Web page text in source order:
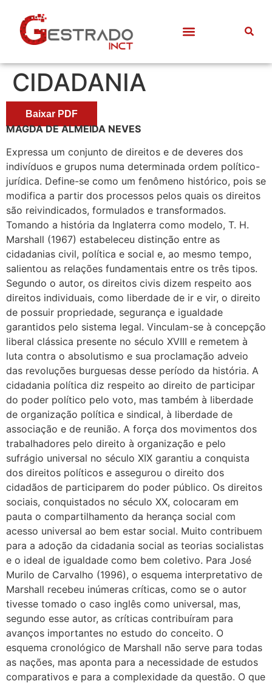
CIDADANIA
Baixar PDF
MAGDA DE ALMEIDA NEVES
Expressa um conjunto de direitos e de deveres dos
indivíduos e grupos numa determinada ordem político-
jurídica. Define-se como um fenômeno histórico, pois se
modifica a partir dos processos pelos quais os direitos
são reivindicados, formulados e transformados.
Tomando a história da Inglaterra como modelo, T. H.
Marshall (1967) estabeleceu distinção entre as
cidadanias civil, política e social e, ao mesmo tempo,
salientou as relações fundamentais entre os três tipos.
Segundo o autor, os direitos civis dizem respeito aos
direitos individuais, como liberdade de ir e vir, o direito
de possuir propriedade, segurança e igualdade
garantidos pelo sistema legal. Vinculam-se à concepção
liberal clássica presente no século XVIII e remetem à
luta contra o absolutismo e sua proclamação adveio
das revoluções burguesas desse período da história. A
cidadania política diz respeito ao direito de participar
do poder político pelo voto, mas também à liberdade
de organização política e sindical, à liberdade de
associação e de reunião. A força dos movimentos dos
trabalhadores pelo direito à organização e pelo
sufrágio universal no século XIX garantiu a conquista
dos direitos políticos e assegurou o direito dos
cidadãos de participarem do poder público. Os direitos
sociais, conquistados no século XX, colocaram em
pauta o compartilhamento da herança social com
acesso universal ao bem estar social. Muito contribuem
para a adoção da cidadania social as teorias socialistas
e o ideal de igualdade como bem coletivo. Para José
Murilo de Carvalho (1996), o esquema interpretativo de
Marshall recebeu inúmeras críticas, como se o autor
tivesse tomado o caso inglês como universal, mas,
segundo esse autor, as críticas contribuíram para
avanços importantes no estudo do conceito. O
esquema cronológico de Marshall não serve para todas
as nações, mas aponta para a necessidade de estudos
comparativos e para a complexidade da questão. O que